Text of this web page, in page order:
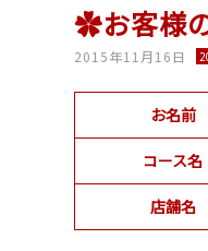
✿お客様
2015年11月16日
お名前
コース名
店舗名